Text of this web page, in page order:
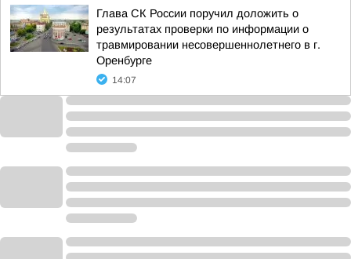
Глава СК России поручил доложить о
результатах проверки по информации о
травмировании несовершеннолетнего в г.
Оренбурге
14:07